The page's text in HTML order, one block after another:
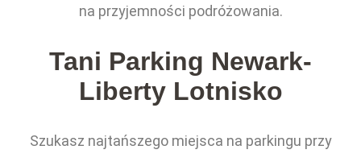
na przyjemności podróżowania.
Tani Parking Newark-
Liberty Lotnisko
Szukasz najtańszego miejsca na parkingu przy